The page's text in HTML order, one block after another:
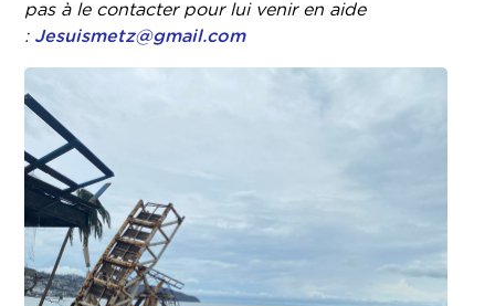
pas à le contacter pour lui venir en aide
: Jesuismetz@gmail.com